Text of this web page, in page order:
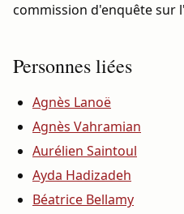
commission d'enquête sur
Personnes liées
Agnès Lanoë
Agnès Vahramian
Aurélien Saintoul
Ayda Hadizadeh
Béatrice Bellamy